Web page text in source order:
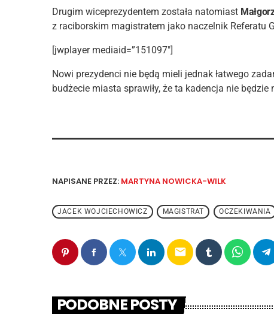
Drugim wiceprezydentem została natomiast
z raciborskim magistratem jako naczelnik Referatu
[jwplayer mediaid=”151097″]
Nowi prezydenci nie będą mieli jednak łatwego
budżecie miasta sprawiły, że ta kadencja nie będzie
NAPISANE PRZEZ: MARTYNA NOWICKA-WILK
JACEK WOJCIECHOWICZ MAGISTRAT OCZEKIWANIA
email
PODOBNE POSTY